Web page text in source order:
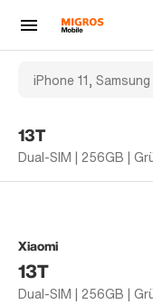
13T
Dual-SIM | 256GB |
Xiaomi
13T
Dual-SIM | 256GB |